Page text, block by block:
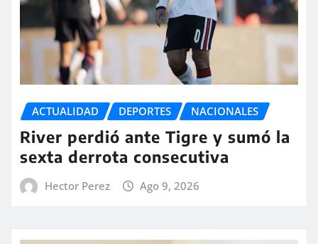
ACTUALIDAD DEPORTES NACIONALES
River perdió ante Tigre y sumó la
sexta derrota consecutiva
Hector Perez Ago 9, 2026